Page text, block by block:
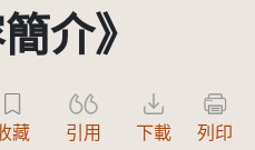
介》
瀏覽
藏 引用 下載 列印